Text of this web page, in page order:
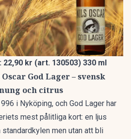
kr (art. 130503) 330 ml
God Lager – svensk
och citrus
i Nyköping, och God Lager har
mest pålitliga kort: en ljus
men utan att bli